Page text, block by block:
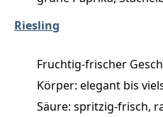
Riesling
Fruchtig-frischer
Körper: elegant bis
Säure: spritzig-frisch,